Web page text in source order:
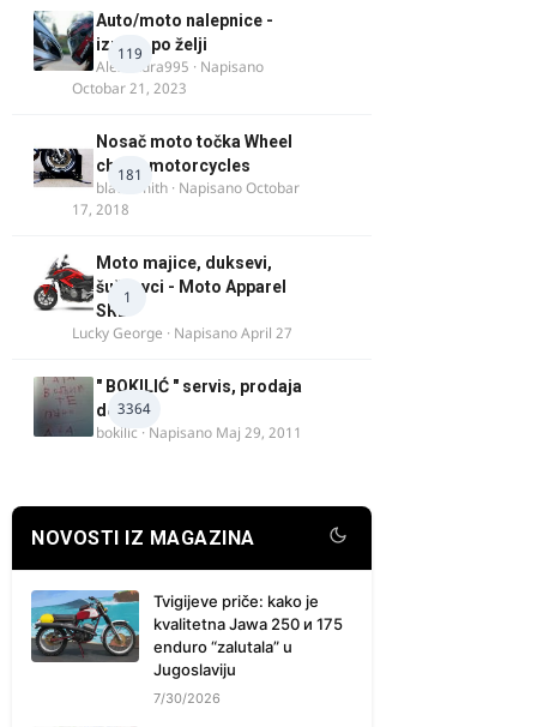
119
Auto/moto nalepnice -
izrada po želji
Alexandra995 · Napisano
Octobar 21, 2023
181
Nosač moto točka Wheel
chock motorcycles
blacksmith · NapisanoOctobar
17, 2018
1
Moto majice, duksevi,
šuškavci - Moto Apparel
SRB
Lucky George · NapisanoApril 27
3364
" BOKILIĆ " servis, prodaja
delova
bokilic · Napisano Maj 29, 2011
NOVOSTI IZ MAGAZINA
Tvigijeve priče: kako je
kvalitetna Jawa 250 и 175
enduro “zalutala” u
Jugoslaviju
7/30/2026